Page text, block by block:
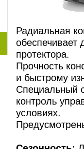
Радиальная
обеспечивает
протектора.
Прочность
и быстрому
Специальный
контроль
условиях.